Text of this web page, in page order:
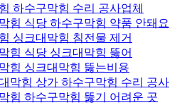
하수구막힘 수리 공사업체
힘 식당 하수구막힘 약품 안돼요
싱크대막힘 침전물 제거
힘 식당 싱크대막힘 뚫어
힘 싱크대막힘 뚫는비용
막힘 상가 하수구막힘 수리 공사
힘 하수구막힘 뚫기 어려운 곳